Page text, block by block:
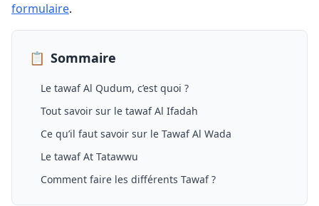
formulaire.
📋 Sommaire
Le tawaf Al Qudum, c’est quoi ?
Tout savoir sur le tawaf Al Ifadah
Ce qu’il faut savoir sur le Tawaf Al Wada
Le tawaf At Tatawwu
Comment faire les différents Tawaf ?